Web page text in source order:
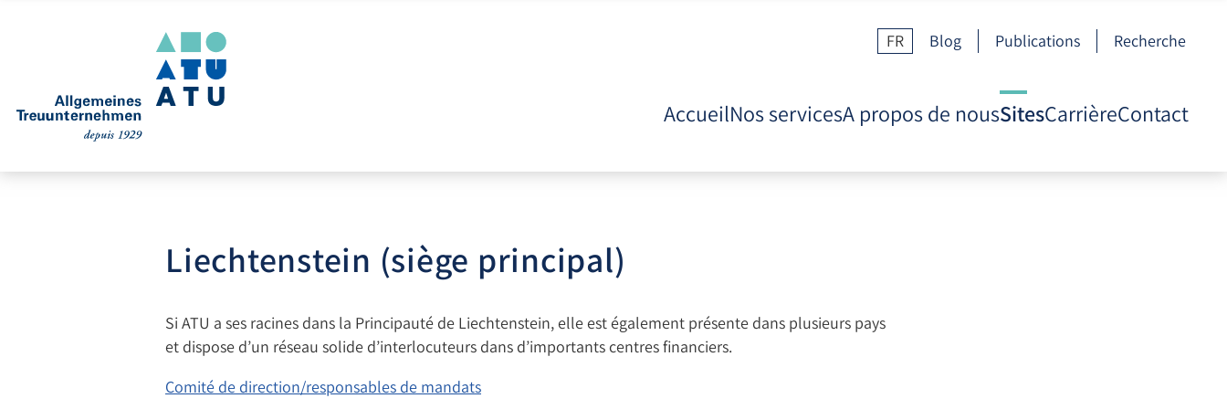
FR Blog Publications Recherche
AccueilNos servicesA propos de nousSitesCarrièreContact
Liechtenstein (siège principal)
Si ATU a ses racines dans la Principauté de Liechtenstein, elle est également présente dans plusieurs pays
et dispose d’un réseau solide d’interlocuteurs dans d’importants centres financiers.
Comité de direction/responsables de mandats